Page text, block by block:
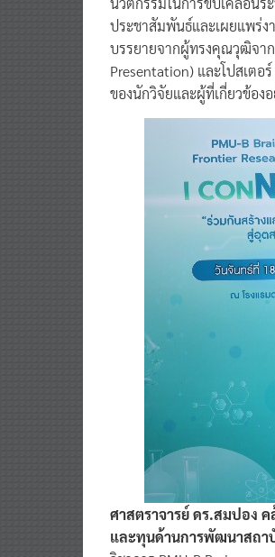
ประชาสัมพันธ์และเผยแพร่ง
บรรยายจากผู้ทรงคุณวุฒิจาก
Presentation) และโปสเตอ
ของนักวิจัยและผู้ที่เกี่ยวข้อง
ศาสตราจารย์ ดร.สมปอง
และทุนด้านการพัฒนาสถา
วิชาการ PMU-B